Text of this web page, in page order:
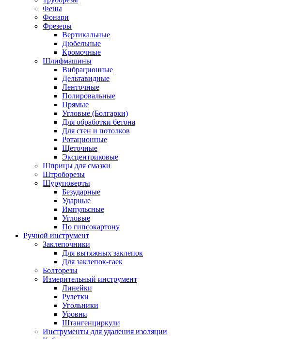
Фены
Фонари
Фрезеры
Вертикальные
Дюбельные
Кромочные
Шлифмашины
Вибрационные
Дельтавидные
Ленточные
Полировальные
Прямые
Угловые (Болгарки)
Для обработки бетона
Для стен и потолков
Ротационные
Щеточные
Эксцентриковые
Шприцы для смазки
Штроборезы
Шуруповерты
Безударные
Ударные
Импульсные
Угловые
По гипсокартону
Ручной инструмент
Заклепочники
Для вытяжных заклепок
Для заклепок-гаек
Болторезы
Измерительный инструмент
Линейки
Рулетки
Угольники
Уровни
Штангенциркули
Инструменты для удаления изоляции